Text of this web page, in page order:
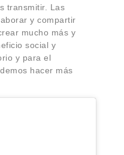
transmitir. Las
y compartir
mucho más y
social y
y para el
hacer más